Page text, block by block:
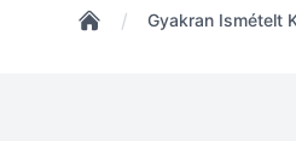
/ Gyakran Ismételt